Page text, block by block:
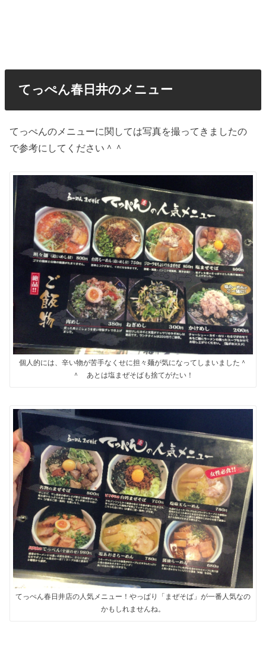
てっぺん春日井のメニュー
てっぺんのメニューに関しては写真を撮ってきましたの
で参考にしてください＾＾
個人的には、辛い物が苦手なくせに担々麺が気になってしまいました＾
＾ あとは塩まぜそばも捨てがたい！
てっぺん春日井店の人気メニュー！やっぱり「まぜそば」が一番人気なの
かもしれませんね。